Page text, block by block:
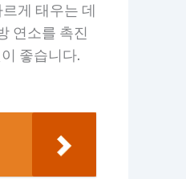
게 태우는 데
연소를 촉진
좋습니다.